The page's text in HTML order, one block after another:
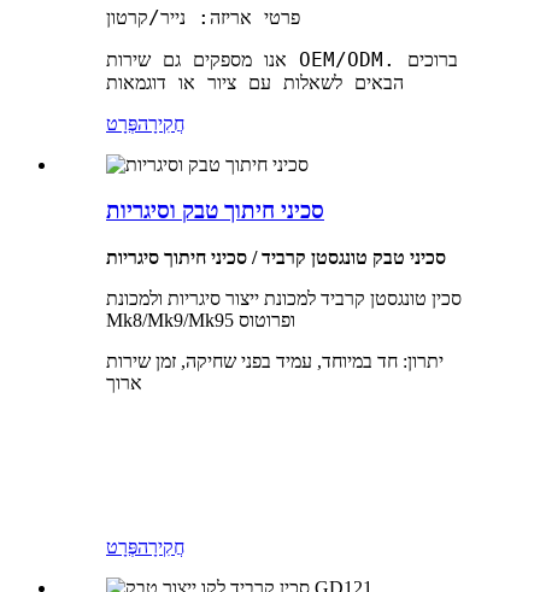
פרטי אריזה: נייר/קרטון
אנו מספקים גם שירות OEM/ODM. ברוכים
הבאים לשאלות עם ציור או דוגמאות
חֲקִירָהפְּרָט
סכיני חיתוך טבק וסיגריות
סכיני טבק טונגסטן קרביד / סכיני חיתוך סיגריות
סכין טונגסטן קרביד למכונת ייצור סיגריות ולמכונת
Mk8/Mk9/Mk95 ופרוטוס
יתרון: חד במיוחד, עמיד בפני שחיקה, זמן שירות
ארוך
חֲקִירָהפְּרָט